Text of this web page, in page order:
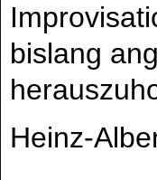
bislang
Heinz-